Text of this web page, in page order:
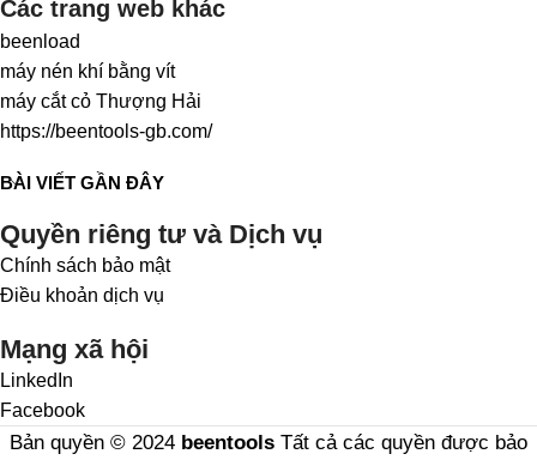
Các trang web khác
beenload
máy nén khí bằng vít
máy cắt cỏ Thượng Hải
https://beentools-gb.com/
BÀI VIẾT GẦN ĐÂY
Quyền riêng tư và Dịch vụ
Chính sách bảo mật
Điều khoản dịch vụ
Mạng xã hội
LinkedIn
Facebook
Bản quyền © 2024 beentools Tất cả các quyền được bảo